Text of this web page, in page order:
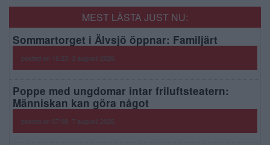
MEST LÄSTA JUST NU:
Sommartorget i Älvsjö öppnar: Familjärt
posted on 16:23, 3 augusti 2026
Poppe med ungdomar intar friluftsteatern:
Människan kan göra något
posted on 07:08, 7 augusti 2026